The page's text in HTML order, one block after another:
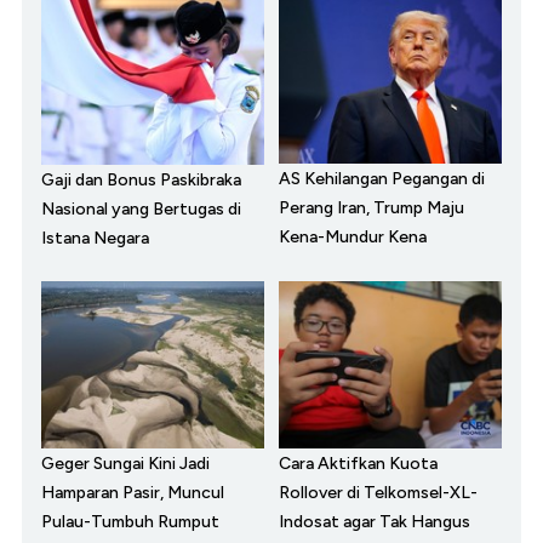
Gaji dan Bonus Paskibraka
Nasional yang Bertugas di
Istana Negara
AS Kehilangan Pegangan di
Perang Iran, Trump Maju
Kena-Mundur Kena
Geger Sungai Kini Jadi
Hamparan Pasir, Muncul
Pulau-Tumbuh Rumput
Cara Aktifkan Kuota
Rollover di Telkomsel-XL-
Indosat agar Tak Hangus